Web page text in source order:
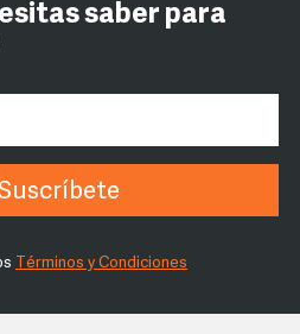
saber para
Términos y Condiciones